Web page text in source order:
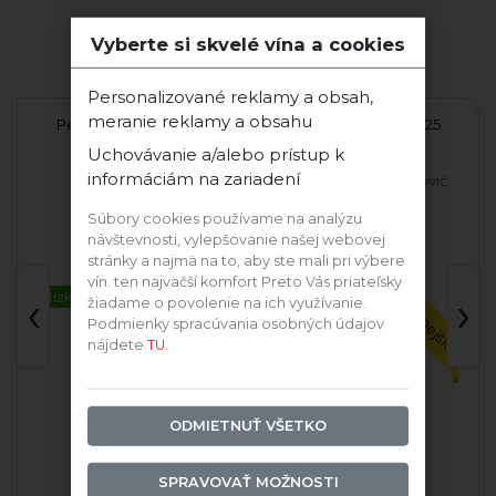
Ďalšie vína tejto odrody
Pesecká Leánka 2025
Víno Nichta
NízkohistamínNajpredávanejšie
Pesecká Leánka 2025
Chowaniec & Krajčírovič
Najpredávanejšie
‹ ›
Vyberte si skvelé vína a cookies
Personalizované reklamy a obsah,
meranie reklamy a obsahu
Uchovávanie a/alebo prístup k
informáciám na zariadení
Súbory cookies používame na analýzu
návštevnosti, vylepšovanie našej webovej
stránky a najmä na to, aby ste mali pri výbere
vín. ten najväčší komfort Preto Vás priateľsky
žiadame o povolenie na ich využívanie.
Podmienky spracúvania osobných údajov
nájdeteTU.
ODMIETNUŤ VŠETKO
SPRAVOVAŤ MOŽNOSTI